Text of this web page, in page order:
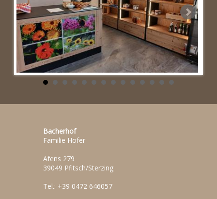
Bacherhof
Familie Hofer
Afens 279
39049 Pfitsch/Sterzing
Tel.: +39 0472 646057